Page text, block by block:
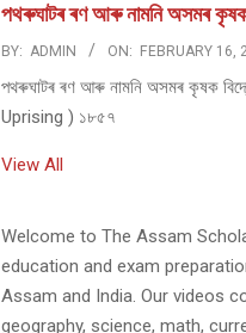
পথ​ৰুঘাট​ৰ ৰণ আৰু নামনি অসম​ৰ
BY: ADMIN ON: FEBRUARY 16,
পথ​ৰুঘাট​ৰ ৰণ আৰু নামনি অসম​ৰ কৃষক
Uprising ) ১৮৫৭
View All
Welcome to The Assam
education and exam
Assam and India. Our videos
geography, science, math,